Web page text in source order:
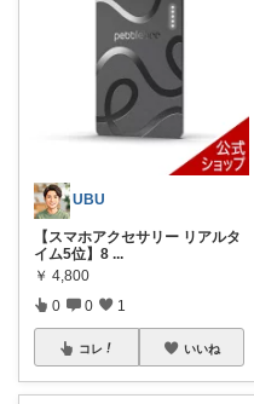
UBU
【スマホアクセサリー リアルタ
イム5位】8 ...
￥ 4,800
0 0 1
コレ いいね